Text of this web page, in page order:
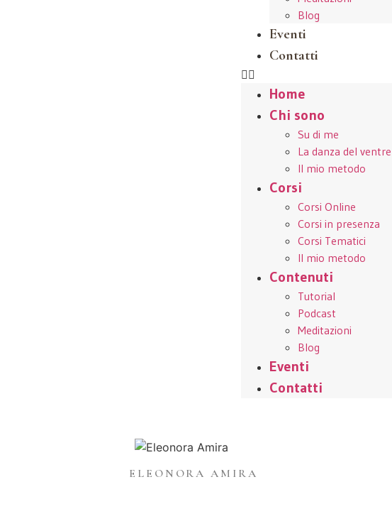
Blog
Eventi
Contatti
Home
Chi sono
Su di me
La danza del ventre
Il mio metodo
Corsi
Corsi Online
Corsi in presenza
Corsi Tematici
Il mio metodo
Contenuti
Tutorial
Podcast
Meditazioni
Blog
Eventi
Contatti
ELEONORA AMIRA